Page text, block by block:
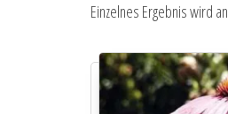
Einzelnes Ergebnis wird